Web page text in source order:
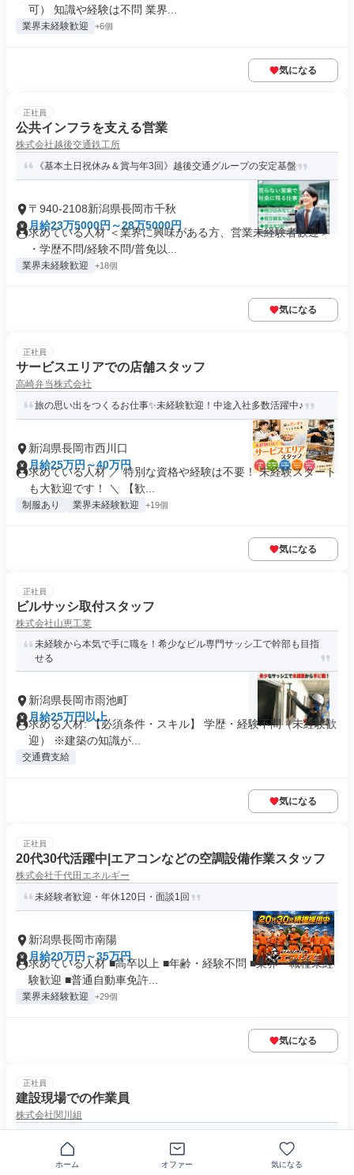
可） 知識や経験は不問 業界...
業界未経験歓迎 +6個
気になる
正社員
公共インフラを支える営業
株式会社越後交通鉄工所
《基本土日祝休み＆賞与年3回》越後交通グループの安定基盤
〒940-2108新潟県長岡市千秋
月給23万5000円～28万5000円
求めている人材 ＜業界に興味がある方、営業未経験者歓迎＞
・学歴不問/経験不問/普免以...
業界未経験歓迎 +18個
気になる
正社員
サービスエリアでの店舗スタッフ
高崎弁当株式会社
旅の思い出をつくるお仕事✨未経験歓迎！中途入社多数活躍中♪
新潟県長岡市西川口
月給25万円～40万円
求めている人材 ／ 特別な資格や経験は不要！ 未経験スタート
も大歓迎です！ ＼ 【歓...
制服あり 業界未経験歓迎 +19個
気になる
正社員
ビルサッシ取付スタッフ
株式会社山恵工業
未経験から本気で手に職を！希少なビル専門サッシ工で幹部も目指
せる
新潟県長岡市雨池町
月給25万円以上
求める人材: 【必須条件・スキル】 学歴・経験不問（未経験歓
迎） ※建築の知識が...
交通費支給
気になる
正社員
20代30代活躍中|エアコンなどの空調設備作業スタッフ
株式会社千代田エネルギー
未経験者歓迎・年休120日・面談1回
新潟県長岡市南陽
月給20万円～35万円
求めている人材 ■高卒以上 ■年齢・経験不問 ■業界・職種未経
験歓迎 ■普通自動車免許...
業界未経験歓迎 +29個
気になる
正社員
建設現場での作業員
株式会社関川組
ホーム オファー 気になる